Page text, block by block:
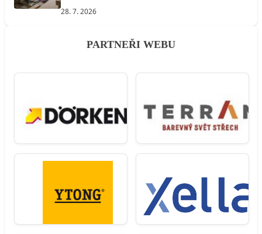
28. 7. 2026
PARTNEŘI WEBU